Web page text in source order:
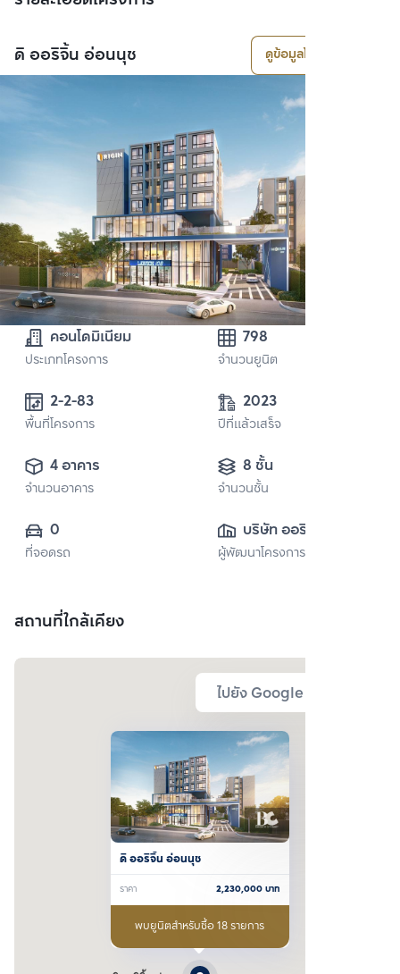
ดิ ออริจิ้น อ่อนนุช ดูข้อมูลโครงการ
คอนโดมิเนียม
ประเภทโครงการ
798
จำนวนยูนิต
พื้นที่โครงการ
2023
ปีที่แล้วเสร็จ
4 อาคาร
จำนวนอาคาร
8 ชั้น
จำนวนชั้น
0
ที่จอดรถ
บริษัท ออริจิ้น
พร็อพเพอร์ตี้ จำกัด
ผู้พัฒนาโครงการ
สถานที่ใกล้เคียง
ไปยัง Google Map
ดิ ออริจิ้น อ่อนนุช
ราคา 2,230,000บาท
พบยูนิตสำหรับซื้อ 18 รายการ